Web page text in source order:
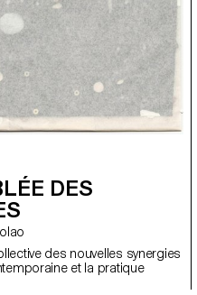
DES
des nouvelles synergies
et la pratique